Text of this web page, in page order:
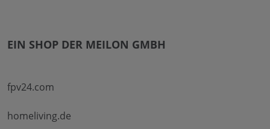
EIN SHOP DER MEILON GMBH
fpv24.com
homeliving.de